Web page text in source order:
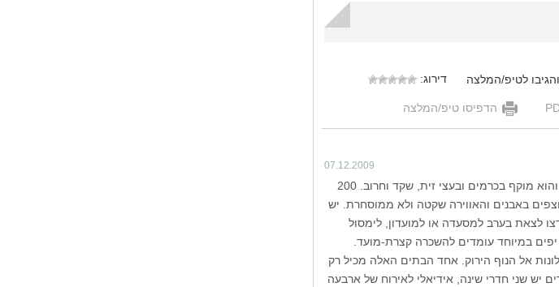
לטיפ/המלצה דירוג:
הדפיסו טיפ/המלצה
07.12.2009
הכפר הקטן אפיסו Apsiou נמצא בגבעות מצפון ללימסול, והוא מוקף בכרמים ובעצי זית, שקד וחרוב. 200
באבנים והאווירה שקטה ולא ממוסחרת. יש
לצאת בערב למסעדה או למועדון, לימסול
יפים במיוחד עומדים להשכרה קצרת-מועד.
אל הנוף הירוק. אחד הבתים האלה מכיל רק
שני חדרי שינה, אידיאלי לאירוח של ארבעה